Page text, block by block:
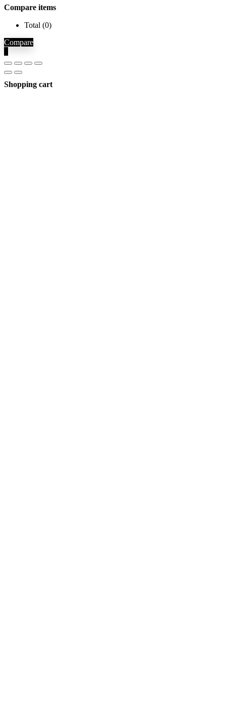
Compare items
Total (0)
Compare
Shopping cart